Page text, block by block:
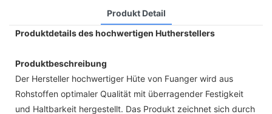
Produkt Detail
Produktdetails des hochwertigen Hutherstellers
Produktbeschreibung
Der Hersteller hochwertiger Hüte von Fuanger wird aus
Rohstoffen optimaler Qualität mit überragender Festigkeit
und Haltbarkeit hergestellt. Das Produkt zeichnet sich durch